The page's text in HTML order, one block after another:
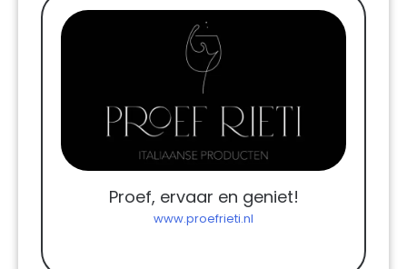
Proef, ervaar en geniet!
www.proefrieti.nl